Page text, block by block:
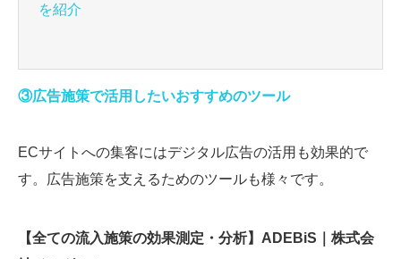
を紹介
③広告施策で活用したいおすすめのツール
ECサイトへの集客にはデジタル広告の活用も効果的で
す。広告施策を支えるためのツールも様々です。
【全ての流入施策の効果測定・分析】ADEBiS｜株式会